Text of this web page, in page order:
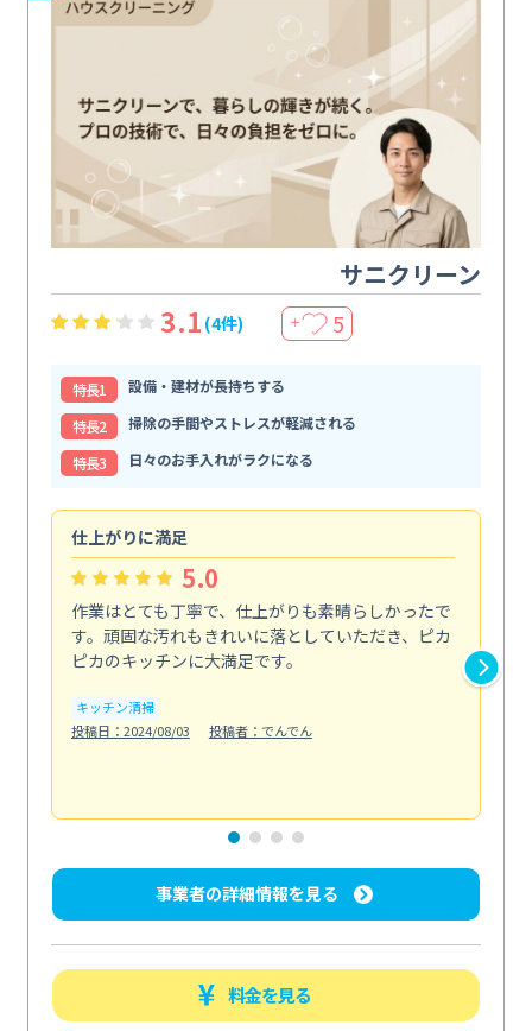
サニクリーン
3.1 (4件) ＋ 5
特⻑1
設備・建材が長持ちする
特⻑2
掃除の手間やストレスが軽減される
特⻑3
日々のお手入れがラクになる
仕上がりに満足
5.0
作業はとても丁寧で、仕上がりも素晴らしかったで
す。頑固な汚れもきれいに落としていただき、ピカ
ピカのキッチンに大満足です。
キッチン清掃
投稿日：2024/08/03
投稿者：でんでん
事業者の詳細情報を見る
料金を見る